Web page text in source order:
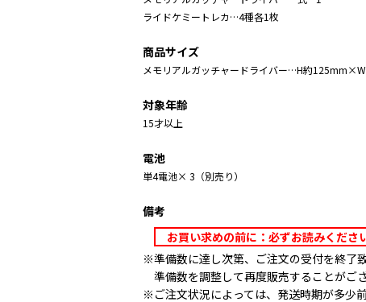
ライドケミートレカ…4種各1枚
商品サイズ
メモリアルガッチャードライバー…H約
対象年齢
15才以上
電池
単4電池× 3（別売り）
備考
お買い求めの前に：必ずお読みくださ
※準備数に達し次第、ご注文の受付を終了
準備数を調整して再度販売することがござ
※ご注文状況によっては、発送時期が多少